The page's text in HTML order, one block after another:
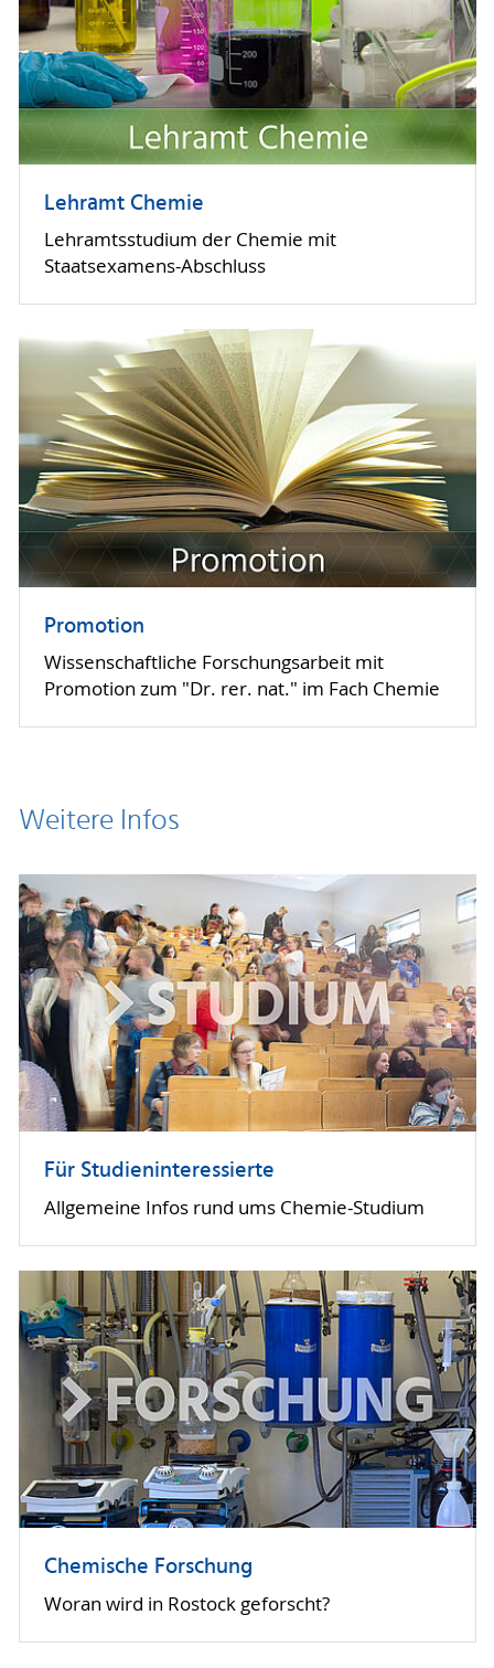
Lehramt Chemie
Lehramtsstudium der Chemie mit
Staatsexamens-Abschluss
Promotion
Wissenschaftliche Forschungs­arbeit mit
Promotion zum "Dr. rer. nat." im Fach Chemie
Weitere Infos
Für Studieninteressierte
Allgemeine Infos rund ums Chemie-Studium
Chemische Forschung
Woran wird in Rostock geforscht?